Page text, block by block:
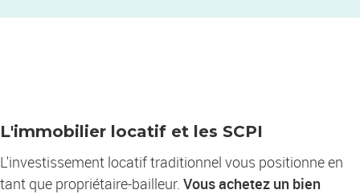
L'immobilier locatif et les SCPI
L'investissement locatif traditionnel vous positionne en
tant que propriétaire-bailleur. Vous achetez un bien